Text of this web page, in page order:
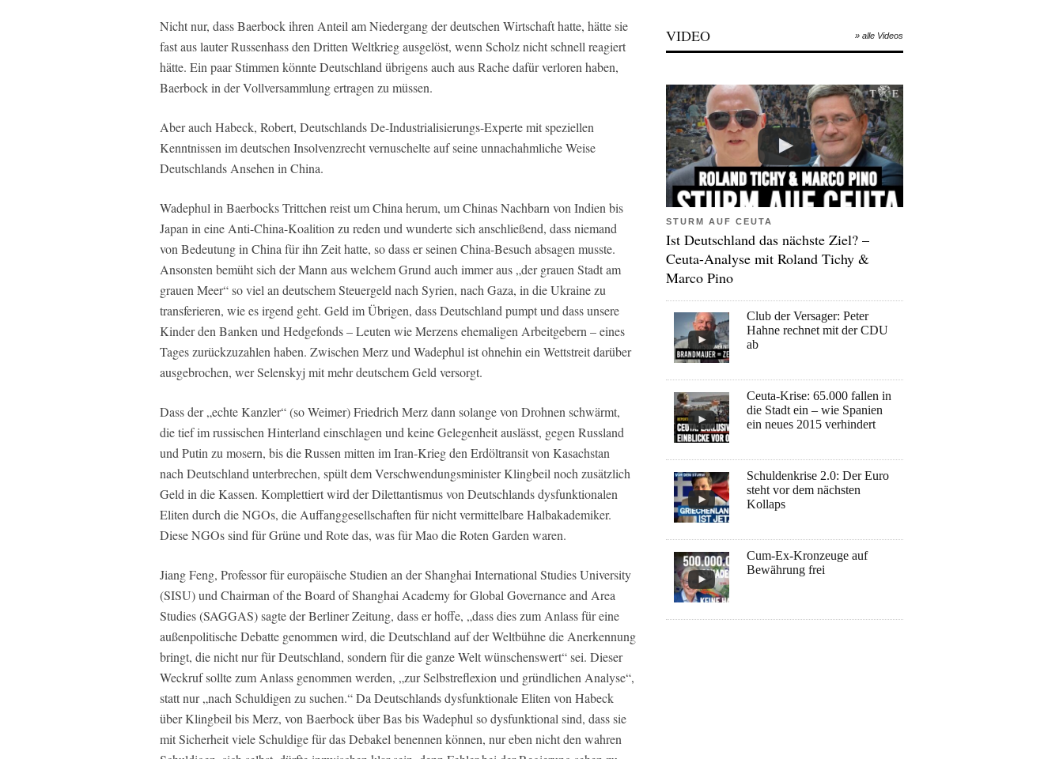
Nicht nur, dass Baerbock ihren Anteil am Niedergang der deutschen Wirtschaft hatte, hätte sie
fast aus lauter Russenhass den Dritten Weltkrieg ausgelöst, wenn Scholz nicht schnell reagiert
hätte. Ein paar Stimmen könnte Deutschland übrigens auch aus Rache dafür verloren haben,
Baerbock in der Vollversammlung ertragen zu müssen.
Aber auch Habeck, Robert, Deutschlands De-Industrialisierungs-Experte mit speziellen
Kenntnissen im deutschen Insolvenzrecht vernuschelte auf seine unnachahmliche Weise
Deutschlands Ansehen in China.
Wadephul in Baerbocks Trittchen reist um China herum, um Chinas Nachbarn von Indien bis
Japan in eine Anti-China-Koalition zu reden und wunderte sich anschließend, dass niemand
von Bedeutung in China für ihn Zeit hatte, so dass er seinen China-Besuch absagen musste.
Ansonsten bemüht sich der Mann aus welchem Grund auch immer aus „der grauen Stadt am
grauen Meer“ so viel an deutschem Steuergeld nach Syrien, nach Gaza, in die Ukraine zu
transferieren, wie es irgend geht. Geld im Übrigen, dass Deutschland pumpt und dass unsere
Kinder den Banken und Hedgefonds – Leuten wie Merzens ehemaligen Arbeitgebern – eines
Tages zurückzuzahlen haben. Zwischen Merz und Wadephul ist ohnehin ein Wettstreit darüber
ausgebrochen, wer Selenskyj mit mehr deutschem Geld versorgt.
Dass der „echte Kanzler“ (so Weimer) Friedrich Merz dann solange von Drohnen schwärmt,
die tief im russischen Hinterland einschlagen und keine Gelegenheit auslässt, gegen Russland
und Putin zu mosern, bis die Russen mitten im Iran-Krieg den Erdöltransit von Kasachstan
nach Deutschland unterbrechen, spült dem Verschwendungsminister Klingbeil noch zusätzlich
Geld in die Kassen. Komplettiert wird der Dilettantismus von Deutschlands dysfunktionalen
Eliten durch die NGOs, die Auffanggesellschaften für nicht vermittelbare Halbakademiker.
Diese NGOs sind für Grüne und Rote das, was für Mao die Roten Garden waren.
Jiang Feng, Professor für europäische Studien an der Shanghai International Studies University
(SISU) und Chairman of the Board of Shanghai Academy for Global Governance and Area
Studies (SAGGAS) sagte der Berliner Zeitung, dass er hoffe, „dass dies zum Anlass für eine
außenpolitische Debatte genommen wird, die Deutschland auf der Weltbühne die Anerkennung
bringt, die nicht nur für Deutschland, sondern für die ganze Welt wünschenswert“ sei. Dieser
Weckruf sollte zum Anlass genommen werden, „zur Selbstreflexion und gründlichen Analyse“,
statt nur „nach Schuldigen zu suchen.“ Da Deutschlands dysfunktionale Eliten von Habeck
über Klingbeil bis Merz, von Baerbock über Bas bis Wadephul so dysfunktional sind, dass sie
mit Sicherheit viele Schuldige für das Debakel benennen können, nur eben nicht den wahren
VIDEO » alle Videos
STURM AUF CEUTA
Ist Deutschland das nächste Ziel? –
Ceuta-Analyse mit Roland Tichy &
Marco Pino
Club der Versager: Peter
Hahne rechnet mit der CDU
ab
Ceuta-Krise: 65.000 fallen in
die Stadt ein – wie Spanien
ein neues 2015 verhindert
Schuldenkrise 2.0: Der Euro
steht vor dem nächsten
Kollaps
Cum-Ex-Kronzeuge auf
Bewährung frei